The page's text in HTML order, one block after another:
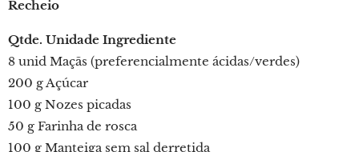
Recheio
Qtde. Unidade Ingrediente
8 unid Maçãs (preferencialmente ácidas/verdes)
200 g Açúcar
100 g Nozes picadas
50 g Farinha de rosca
100 g Manteiga sem sal derretida